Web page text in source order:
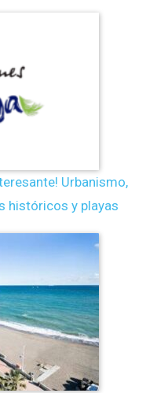
Urbanismo,
históricos y playas